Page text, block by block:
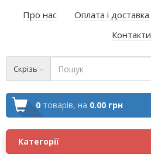
Про нас Оплата і доставка
Контакти
Скрізь
0 товарів, на 0.00 грн
Категорії